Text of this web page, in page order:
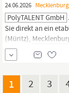
24.06.2026
PolyTALENT GmbH
Sie direkt an ein
(Müritz),
Gerüstbauer (m/w/
motivierte Helfer im
BENEFITS
1 2 3